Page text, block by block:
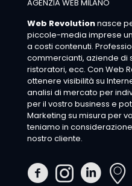
AGENZIA WEB MILANO
Web Revolutionnasce
piccole-media imprese
a costi contenuti.
commercianti, aziende di
ristoratori, ecc. Con Web
ottenere visibilità su
analisi di mercato per
per il vostro business e
Marketing su misura per
teniamo in
nostro cliente.